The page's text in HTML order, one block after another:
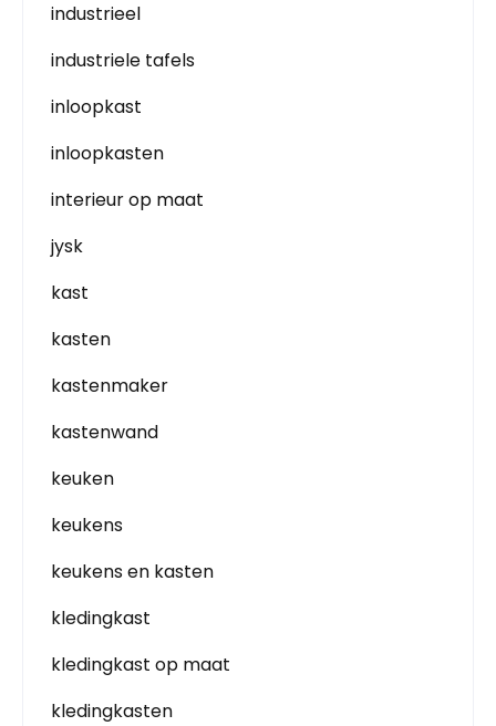
industrieel
industriele tafels
inloopkast
inloopkasten
interieur op maat
jysk
kast
kasten
kastenmaker
kastenwand
keuken
keukens
keukens en kasten
kledingkast
kledingkast op maat
kledingkasten